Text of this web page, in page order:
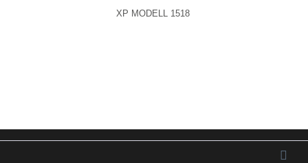
XP MODELL 1518